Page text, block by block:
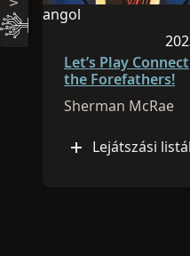
angol
Ez az óra angol
Az
Let’s Play Connect
the Forefathers!
Sherman McRae
Lejátszási